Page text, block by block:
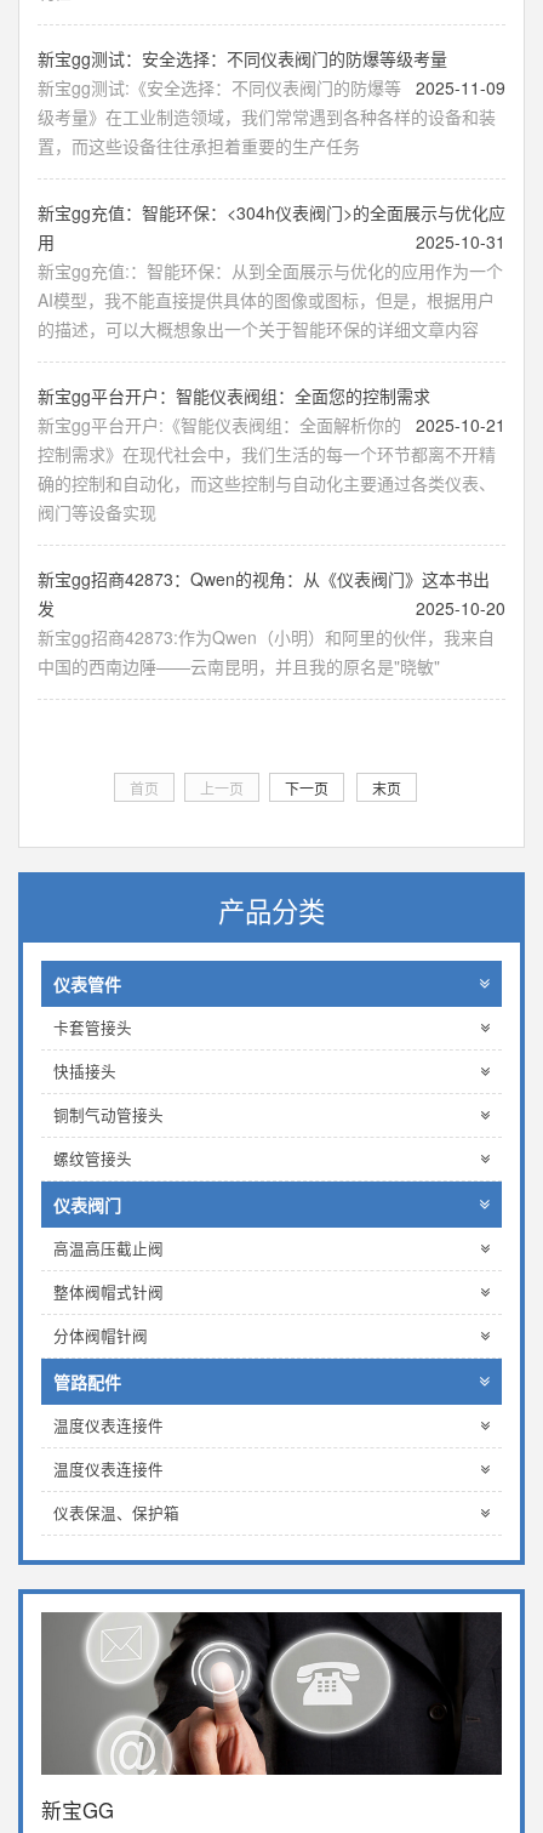
新宝gg测试：安全选择：不同仪表阀门的防爆等级考量
2025-11-09
新宝gg测试:《安全选择：不同仪表阀门的防爆等
级考量》在工业制造领域，我们常常遇到各种各样的设备和装
置，而这些设备往往承担着重要的生产任务
新宝gg充值：智能环保：<304h仪表阀门>的全面展示与优化应
用
2025-10-31
新宝gg充值:：智能环保：从到全面展示与优化的应用作为一个
AI模型，我不能直接提供具体的图像或图标，但是，根据用户
的描述，可以大概想象出一个关于智能环保的详细文章内容
新宝gg平台开户：智能仪表阀组：全面您的控制需求
2025-10-21
新宝gg平台开户:《智能仪表阀组：全面解析你的
控制需求》在现代社会中，我们生活的每一个环节都离不开精
确的控制和自动化，而这些控制与自动化主要通过各类仪表、
阀门等设备实现
新宝gg招商42873：Qwen的视角：从《仪表阀门》这本书出
发
2025-10-20
新宝gg招商42873:作为Qwen（小明）和阿里的伙伴，我来自
中国的西南边陲——云南昆明，并且我的原名是"晓敏"
首页 上一页 下一页 末页
产品分类
仪表管件
卡套管接头
快插接头
铜制气动管接头
螺纹管接头
仪表阀门
高温高压截止阀
整体阀帽式针阀
分体阀帽针阀
管路配件
温度仪表连接件
温度仪表连接件
仪表保温、保护箱
新宝GG